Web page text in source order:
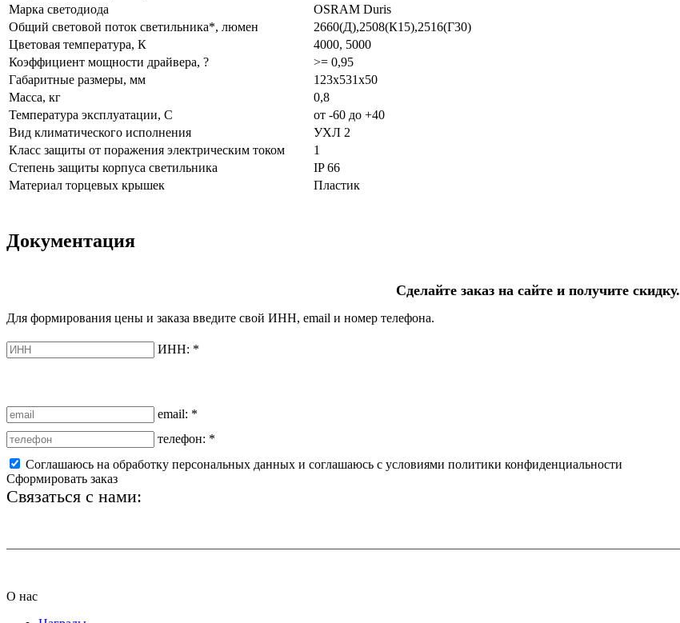
Марка светодиода
OSRAM Duris
Общий световой поток светильника*, люмен
2660(Д),2508(К15),2516(Г30)
Цветовая температура, К
4000, 5000
Коэффициент мощности драйвера, ?
>= 0,95
Габаритные размеры, мм
123х531х50
Масса, кг
0,8
Температура эксплуатации, С
от -60 до +40
Вид климатического исполнения
УХЛ 2
Класс защиты от поражения электрическим током
1
Степень защиты корпуса светильника
IP 66
Материал торцевых крышек
Пластик
Документация
Сделайте заказ на сайте и получите скидку.
Для формирования цены и заказа введите свой ИНН, email и номер телефона.
ИНН: *
email: *
телефон: *
Соглашаюсь на обработку персональных данных и соглашаюсь с условиями политики конфиденциальности
Сформировать заказ
Связаться с нами:
О нас